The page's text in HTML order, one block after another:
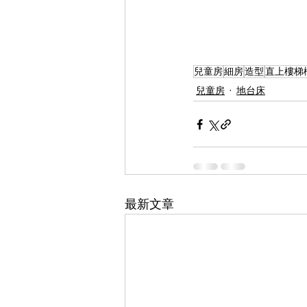
兒童房細房造型直上樓梯
兒童房
地台床
最新文章